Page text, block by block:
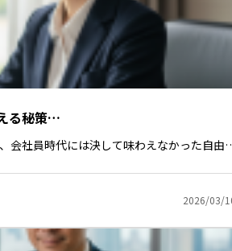
る秘策…
会社員時代には決して味わえなかった自
2026/03/